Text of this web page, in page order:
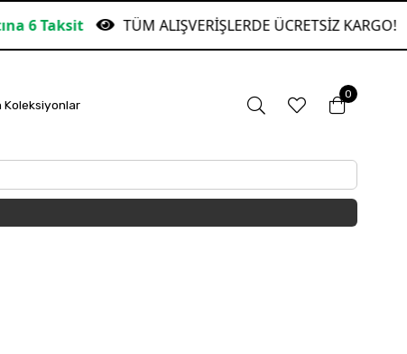
TÜM ALIŞVERİŞLERDE ÜCRETSİZ KARGO!
Koleksiyonlar
0